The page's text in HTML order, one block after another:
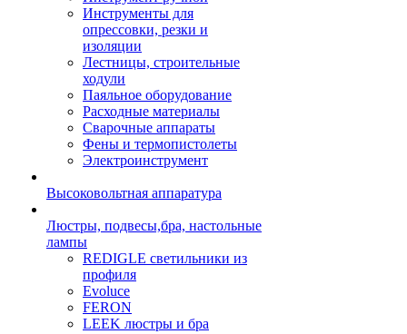
Инструменты для
опрессовки, резки и
изоляции
Лестницы, строительные
ходули
Паяльное оборудование
Расходные материалы
Сварочные аппараты
Фены и термопистолеты
Электроинструмент
Высоковольтная аппаратура
Люстры, подвесы,бра, настольные
лампы
REDIGLE светильники из
профиля
Evoluce
FERON
LEEK люстры и бра